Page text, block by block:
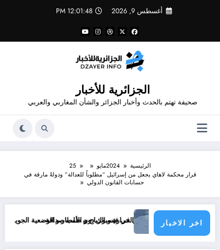
أغسطس 9, 2026 12:01:48 PM
الجزائرية للأخبار
صحيفة تهتم بالحدث وأخبار الجزائر والشأن المغاربي والعربي
الرئيسية 2024مايو
25
قرار محكمة لاهاي يجعل من إسرائيل “مطلوباً للعدالة” ودولةً مارقة في
حسابات القانون الدولي
اخر الاخبارالحرارة و الرياح و الأمطار و الوضعية الجوية وحالة البحر في الولايات الجزائرية اليوم